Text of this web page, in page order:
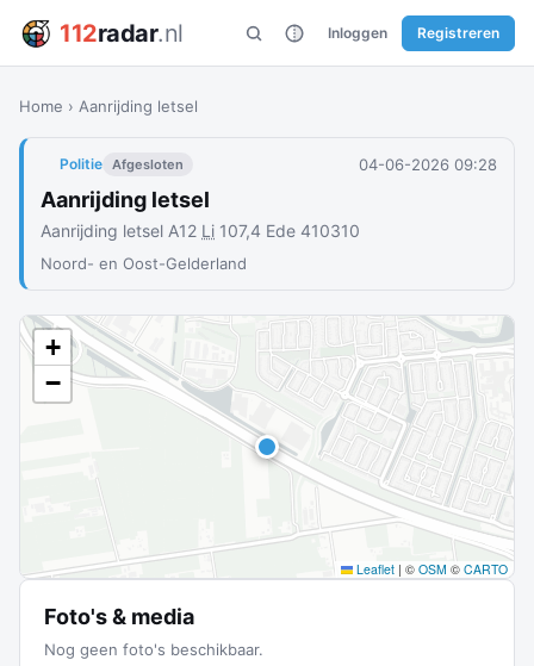
112radar.nl Inloggen Registreren
Home › Aanrijding letsel
Politie Afgesloten 04-06-2026 09:28
Aanrijding letsel
Aanrijding letsel A12 Li 107,4 Ede 410310
Noord- en Oost-Gelderland
+
−
Leaflet | © OSM © CARTO
Foto's & media
Nog geen foto's beschikbaar.